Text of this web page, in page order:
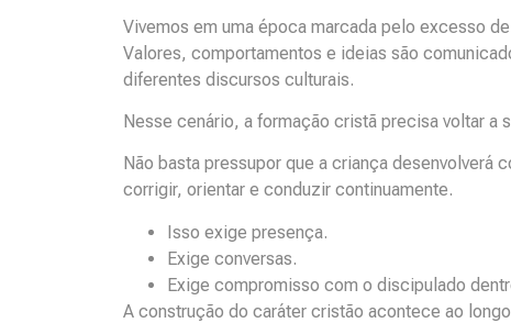
Vivemos em uma época marcada pelo excesso
Valores, comportamentos e ideias são
diferentes discursos culturais.
Nesse cenário, a formação cristã precisa voltar a
Não basta pressupor que a criança desenvolverá
corrigir, orientar e conduzir continuamente.
Isso exige presença.
Exige conversas.
Exige compromisso com o discipulado
A construção do caráter cristão acontece ao